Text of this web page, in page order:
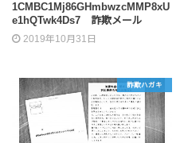
1CMBC1Mj86GHmbwzcMMP8xU
e1hQTwk4Ds7 詐欺メール
2019年10月31日
詐欺ハガキ